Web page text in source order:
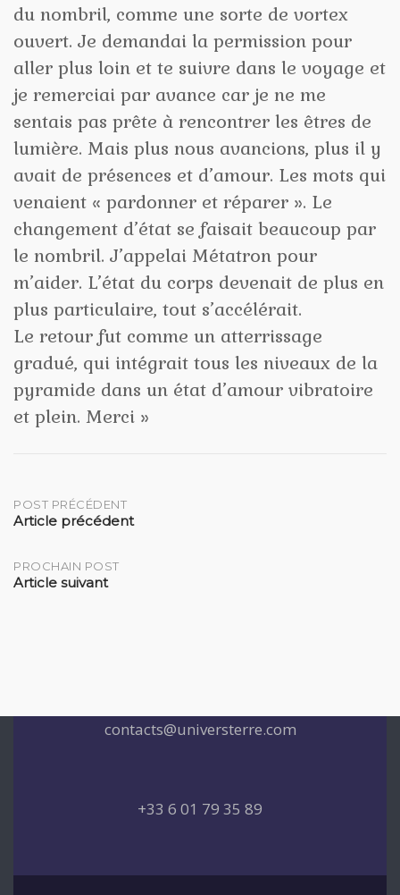
du nombril, comme une sorte de vortex
ouvert. Je demandai la permission pour
aller plus loin et te suivre dans le voyage et
je remerciai par avance car je ne me
sentais pas prête à rencontrer les êtres de
lumière. Mais plus nous avancions, plus il y
avait de présences et d’amour. Les mots qui
venaient « pardonner et réparer ». Le
changement d’état se faisait beaucoup par
le nombril. J’appelai Métatron pour
m’aider. L’état du corps devenait de plus en
plus particulaire, tout s’accélérait.
Le retour fut comme un atterrissage
gradué, qui intégrait tous les niveaux de la
pyramide dans un état d’amour vibratoire
et plein. Merci »
Post
POST PRÉCÉDENT
Article précédent
PROCHAIN POST
Article suivant
contacts@universterre.com
+33 6 01 79 35 89